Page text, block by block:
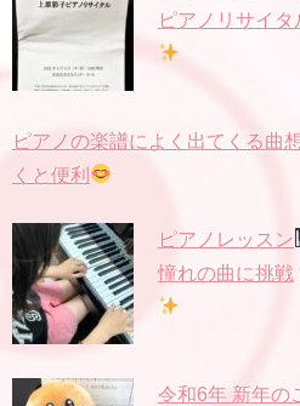
ピアノリサイ
ピアノの楽譜によく出てくる曲
くと便利
ピアノレッスン
憧れの曲に挑戦
令和6年 新年の